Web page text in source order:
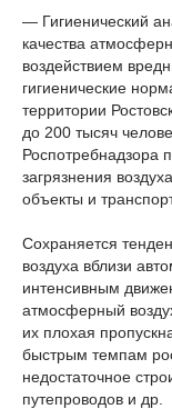
— Гигиенический
качества
воздействием
гигиенические
территории
до 200 тысяч
Роспотребнадзора
загрязнения
объекты и
Сохраняется
воздуха вблизи
интенсивным
атмосферный
их плохая
быстрым темпам
недостаточное
путепроводов и др.